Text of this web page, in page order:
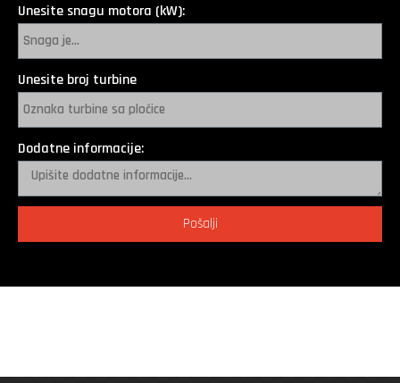
Unesite snagu motora (kW):
Unesite broj turbine
Dodatne informacije:
Pošalji